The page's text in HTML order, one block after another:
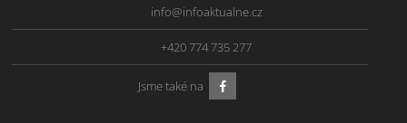
info@infoaktualne.cz
+420 774 735 277
Jsme také na